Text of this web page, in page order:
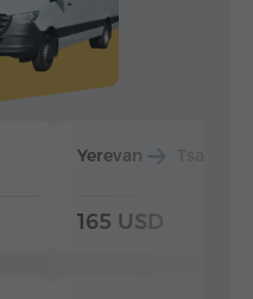
Yerevan
165 USD